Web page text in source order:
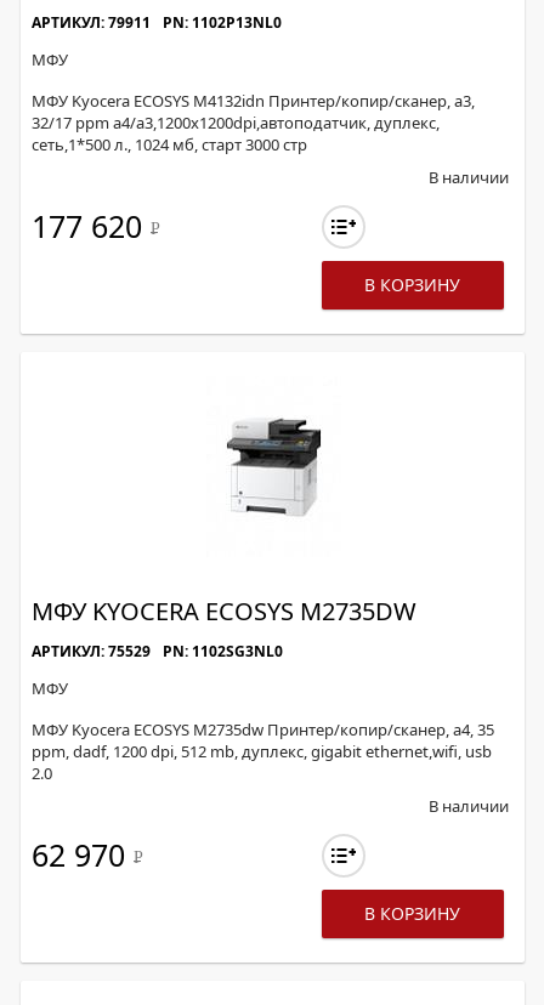
АРТИКУЛ: 79911 PN: 1102P13NL0
МФУ
МФУ Kyocera ECOSYS M4132idn Принтер/копир/сканер, а3,
32/17 ppm а4/а3,1200x1200dpi,автоподатчик, дуплекс,
сеть,1*500 л., 1024 мб, старт 3000 стр
В наличии
177 620 Р
В КОРЗИНУ
МФУ KYOCERA ECOSYS M2735DW
АРТИКУЛ: 75529 PN: 1102SG3NL0
МФУ
МФУ Kyocera ECOSYS M2735dw Принтер/копир/сканер, а4, 35
ppm, dadf, 1200 dpi, 512 mb, дуплекс, gigabit ethernet,wifi, usb
2.0
В наличии
62 970 Р
В КОРЗИНУ